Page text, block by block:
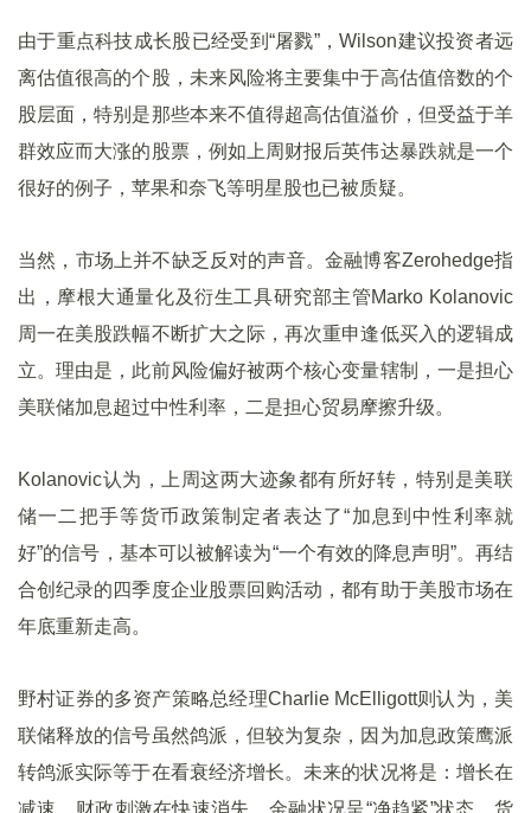
由于重点科技成长股已经受到“屠戮”，Wilson建议投资者远
离估值很高的个股，未来风险将主要集中于高估值倍数的个
股层面，特别是那些本来不值得超高估值溢价，但受益于羊
群效应而大涨的股票，例如上周财报后英伟达暴跌就是一个
很好的例子，苹果和奈飞等明星股也已被质疑。
当然，市场上并不缺乏反对的声音。金融博客Zerohedge指
出，摩根大通量化及衍生工具研究部主管Marko Kolanovic
周一在美股跌幅不断扩大之际，再次重申逢低买入的逻辑成
立。理由是，此前风险偏好被两个核心变量辖制，一是担心
美联储加息超过中性利率，二是担心贸易摩擦升级。
Kolanovic认为，上周这两大迹象都有所好转，特别是美联
储一二把手等货币政策制定者表达了“加息到中性利率就
好”的信号，基本可以被解读为“一个有效的降息声明”。再结
合创纪录的四季度企业股票回购活动，都有助于美股市场在
年底重新走高。
野村证券的多资产策略总经理Charlie McElligott则认为，美
联储释放的信号虽然鸽派，但较为复杂，因为加息政策鹰派
转鸽派实际等于在看衰经济增长。未来的状况将是：增长在
减速、财政刺激在快速消失、金融状况呈“净趋紧”状态，货